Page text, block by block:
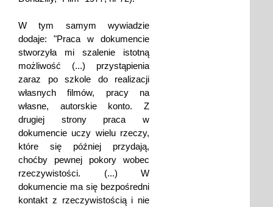
W tym samym wywiadzie
dodaje: "Praca w dokumencie
stworzyła mi szalenie istotną
możliwość (...) przystąpienia
zaraz po szkole do realizacji
własnych filmów, pracy na
własne, autorskie konto. Z
drugiej strony praca w
dokumencie uczy wielu rzeczy,
które się później przydają,
choćby pewnej pokory wobec
rzeczywistości. (...) W
dokumencie ma się bezpośredni
kontakt z rzeczywistością i nie